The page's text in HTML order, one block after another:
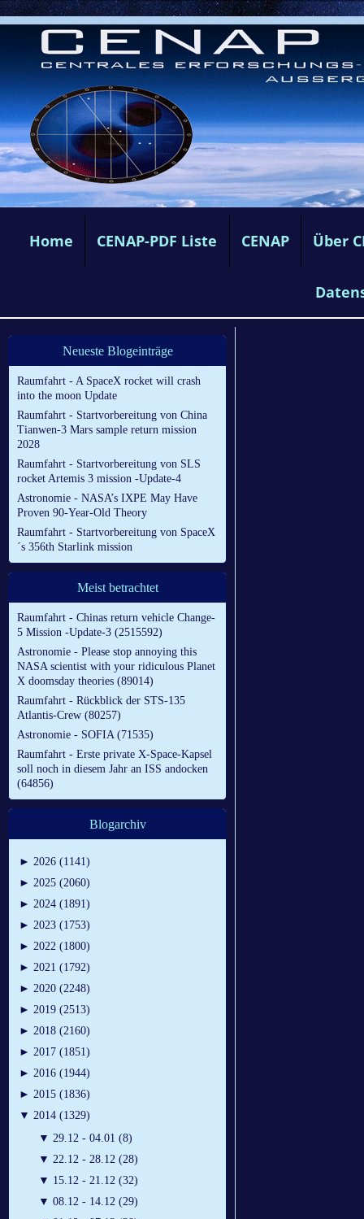
Home CENAP-PDF Liste CENAP Über
Neueste Blogeinträge
Raumfahrt - A SpaceX rocket will crash
into the moon Update
Raumfahrt - Startvorbereitung von China
Tianwen-3 Mars sample return mission
2028
Raumfahrt - Startvorbereitung von SLS
rocket Artemis 3 mission -Update-4
Astronomie - NASA’s IXPE May Have
Proven 90-Year-Old Theory
Raumfahrt - Startvorbereitung von SpaceX
´s 356th Starlink mission
Meist betrachtet
Raumfahrt - Chinas return vehicle Change-
5 Mission -Update-3 (2515592)
Astronomie - Please stop annoying this
NASA scientist with your ridiculous Planet
X doomsday theories (89014)
Raumfahrt - Rückblick der STS-135
Atlantis-Crew (80257)
Astronomie - SOFIA (71535)
Raumfahrt - Erste private X-Space-Kapsel
soll noch in diesem Jahr an ISS andocken
(64856)
Blogarchiv
► 2026 (1141)
► 2025 (2060)
► 2024 (1891)
► 2023 (1753)
► 2022 (1800)
► 2021 (1792)
► 2020 (2248)
► 2019 (2513)
► 2018 (2160)
► 2017 (1851)
► 2016 (1944)
► 2015 (1836)
▼ 2014 (1329)
▼ 29.12 - 04.01 (8)
▼ 22.12 - 28.12 (28)
▼ 15.12 - 21.12 (32)
▼ 08.12 - 14.12 (29)